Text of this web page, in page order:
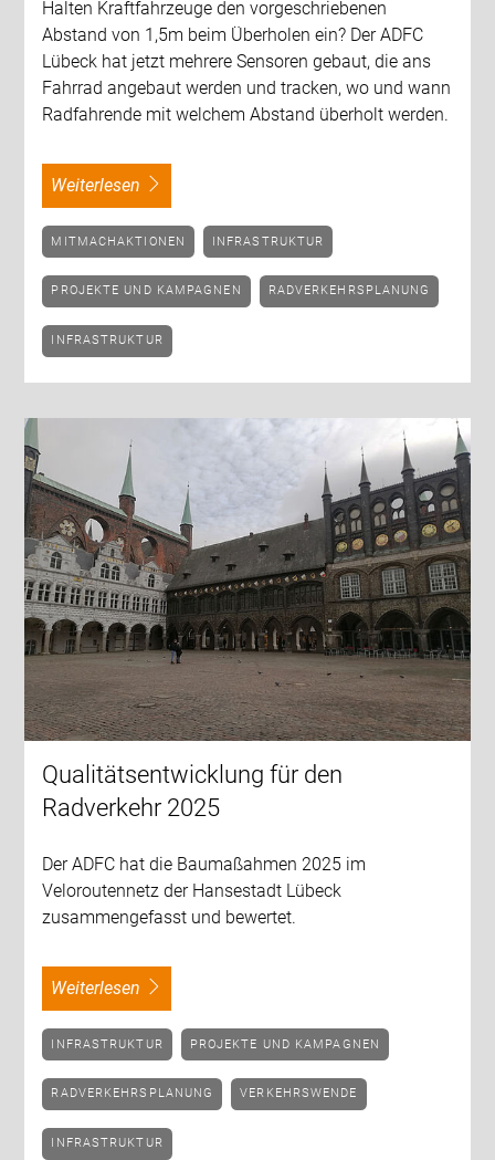
Halten Kraftfahrzeuge den vorgeschriebenen
Abstand von 1,5m beim Überholen ein? Der ADFC
Lübeck hat jetzt mehrere Sensoren gebaut, die ans
Fahrrad angebaut werden und tracken, wo und wann
Radfahrende mit welchem Abstand überholt werden.
weiterlesen
MITMACHAKTIONEN INFRASTRUKTUR
PROJEKTE UND KAMPAGNEN RADVERKEHRSPLANUNG
INFRASTRUKTUR
Qualitätsentwicklung für den
Radverkehr 2025
Der ADFC hat die Baumaßahmen 2025 im
Veloroutennetz der Hansestadt Lübeck
zusammengefasst und bewertet.
weiterlesen
INFRASTRUKTUR PROJEKTE UND KAMPAGNEN
RADVERKEHRSPLANUNG VERKEHRSWENDE
INFRASTRUKTUR